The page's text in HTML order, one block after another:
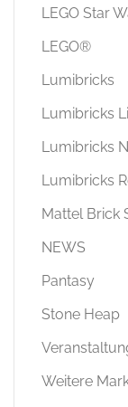
LEGO Star
LEGO®
Lumibricks
Lumibricks
Lumibricks
Lumibricks
Mattel Brick
NEWS
Pantasy
Stone Heap
Weitere